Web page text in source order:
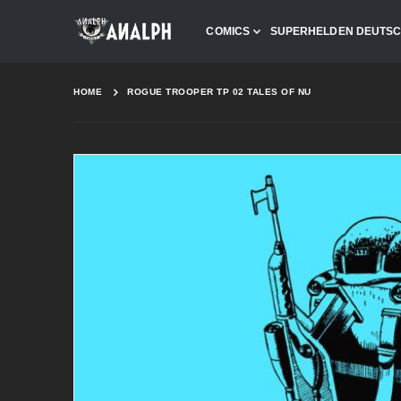
COMICS SUPERHELDEN
HOME ROGUE TROOPER TP 02 TALES OF NU